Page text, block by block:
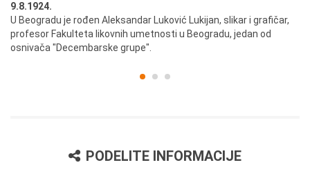
9.8.1924.
U Beogradu je rođen Aleksandar Luković Lukijan, slikar i grafičar,
profesor Fakulteta likovnih umetnosti u Beogradu, jedan od
osnivača "Decembarske grupe".
PODELITE INFORMACIJE